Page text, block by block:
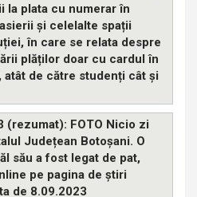
la plata cu numerar în
și celelalte spații
în care se relata despre
plăților doar cu cardul în
atât de către studenți cât și
(rezumat): FOTO Nicio zi
Județean Botoșani. O
său a fost legat de pat,
pe pagina de știri
de 8.09.2023